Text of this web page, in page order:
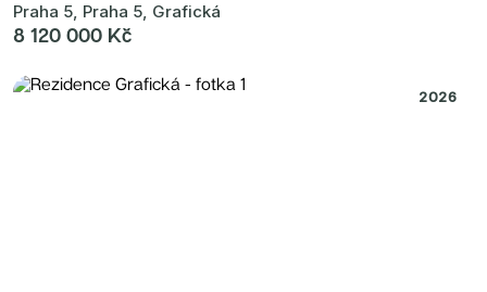
Praha 5, Praha 5, Grafická
8 120 000 Kč
2026